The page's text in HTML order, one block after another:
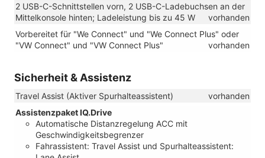
2 USB-C-Schnittstellen vorn, 2 USB-C-Ladebuchsen an der
Mittelkonsole hinten; Ladeleistung bis zu 45 W
vorhanden
Vorbereitet für "We Connect" und "We Connect Plus" oder
"VW Connect" und "VW Connect Plus"
vorhanden
Sicherheit & Assistenz
Travel Assist (Aktiver Spurhalteassistent)
vorhanden
Assistenzpaket IQ.Drive
Automatische Distanzregelung ACC mit
Geschwindigkeitsbegrenzer
Fahrassistent: Travel Assist und Spurhalteassistent: